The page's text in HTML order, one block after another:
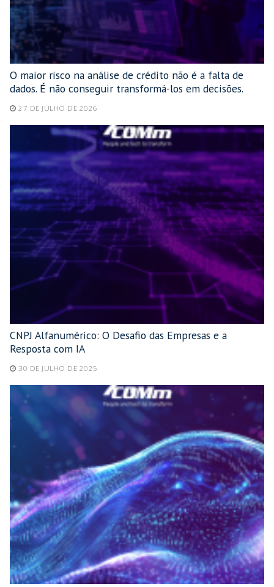
O maior risco na análise de crédito não é a falta de
dados. É não conseguir transformá-los em decisões.
27 DE JULHO DE 2026
CNPJ Alfanumérico: O Desafio das Empresas e a
Resposta com IA
30 DE JULHO DE 2025